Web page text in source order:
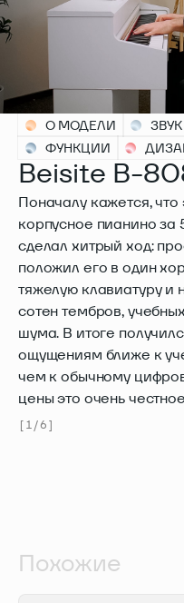
О МОДЕЛИ ЗВУК
ФУНКЦИИ
Beisite B-
Поначалу кажется,
корпусное пианино за
сделал хитрый ход:
положил его в один
тяжелую клавиатуру и
сотен тембров,
шума. В итоге
ощущениям ближе к
чем к обычному
цены это очень
[1 /6]
Похожие